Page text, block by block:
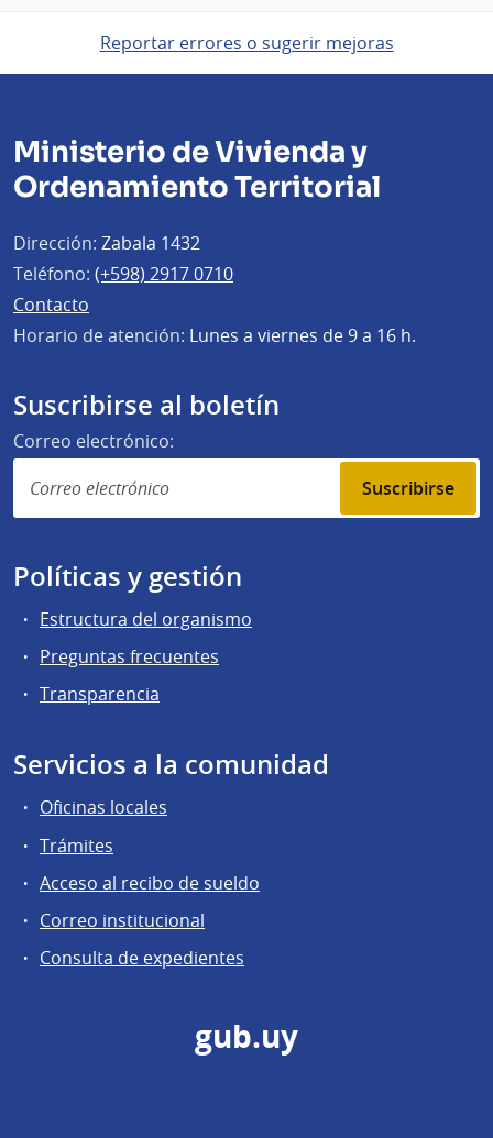
Reportar errores o sugerir mejoras
Ministerio de Vivienda y
Ordenamiento Territorial
Dirección: Zabala 1432
Teléfono: (+598) 2917 0710
Contacto
Horario de atención: Lunes a viernes de 9 a 16 h.
Suscribirse al boletín
Correo electrónico:
Suscribirse
Políticas y gestión
Estructura del organismo
Preguntas frecuentes
Transparencia
Servicios a la comunidad
Oficinas locales
Trámites
Acceso al recibo de sueldo
Correo institucional
Consulta de expedientes
gub.uy